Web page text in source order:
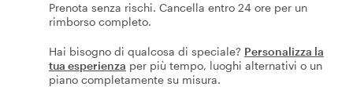
Prenota senza rischi. Cancella entro 24 ore per un
rimborso completo.
Hai bisogno di qualcosa di speciale? Personalizza la
tua esperienza per più tempo, luoghi alternativi o un
piano completamente su misura.